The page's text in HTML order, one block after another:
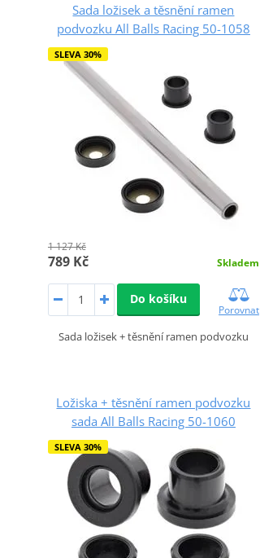
Sada ložisek a těsnění ramen
podvozku All Balls Racing 50-1058
SLEVA 30%
1 127 Kč
789 Kč Skladem
Do košíku
Porovnat
Sada ložisek + těsnění ramen podvozku
Ložiska + těsnění ramen podvozku
sada All Balls Racing 50-1060
SLEVA 30%